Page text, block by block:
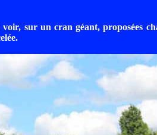
voir, sur un cran géant, proposées